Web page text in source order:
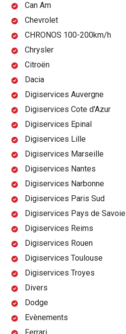
Can Am
Chevrolet
CHRONOS 100-200km/h
Chrysler
Citroën
Dacia
Digiservices Auvergne
Digiservices Cote d'Azur
Digiservices Epinal
Digiservices Lille
Digiservices Marseille
Digiservices Nantes
Digiservices Narbonne
Digiservices Paris Sud
Digiservices Pays de Savoie
Digiservices Reims
Digiservices Rouen
Digiservices Toulouse
Digiservices Troyes
Divers
Dodge
Evènements